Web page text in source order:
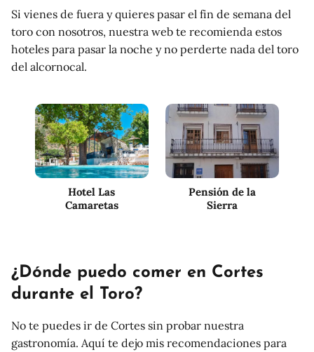
Si vienes de fuera y quieres pasar el fin de semana del
toro con nosotros, nuestra web te recomienda estos
hoteles para pasar la noche y no perderte nada del toro
del alcornocal.
Hotel Las
Camaretas
Pensión de la
Sierra
¿Dónde puedo comer en Cortes
durante el Toro?
No te puedes ir de Cortes sin probar nuestra
gastronomía. Aquí te dejo mis recomendaciones para